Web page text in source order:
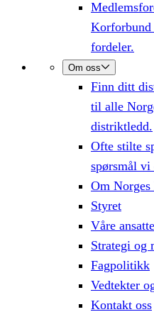
fordeler.
Om oss
Finn ditt
til alle
distriktledd.
Ofte stilte
spørsmål
Om
Styret
Våre ansatte
Strategi og
Fagpolitikk
Vedtekter
Kontakt oss